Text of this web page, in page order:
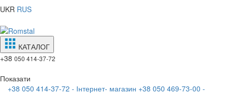
UKR RUS
КАТАЛОГ
+38 050 414-37-72
Показати
+38 050 414-37-72 - Інтернет- магазин +38 050 469-73-00 -